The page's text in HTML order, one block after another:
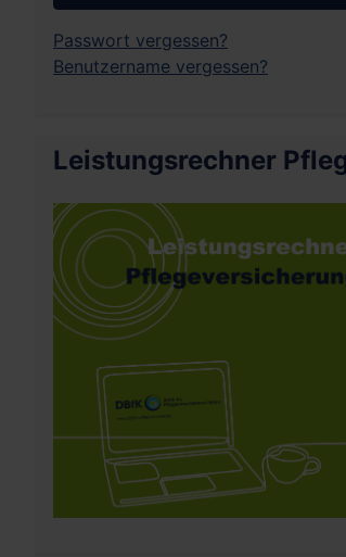
Passwort vergessen?
Benutzername vergessen?
Leistungsrechner